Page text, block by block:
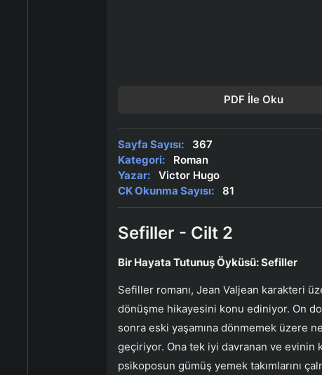
PDF İle Oku
Sayfa Sayısı:
367
Kategori:
Roman
Yazar:
Victor Hugo
CK Okunma Sayısı:
81
Sefiller - Cilt 2
Bir Hayata Tutunuş Öyküsü: Sefiller
Sefiller romanı, Jean Valjean karakteri
dönüşme hikayesini konu ediniyor. On
sonra eski yaşamına dönmemek üzere
geçiriyor. Ona tek iyi davranan ve evinin
psikoposun gümüş yemek takımlarını